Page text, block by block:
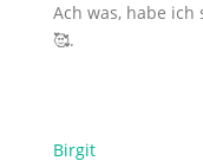
Ach was, habe
🥰.
Birgit